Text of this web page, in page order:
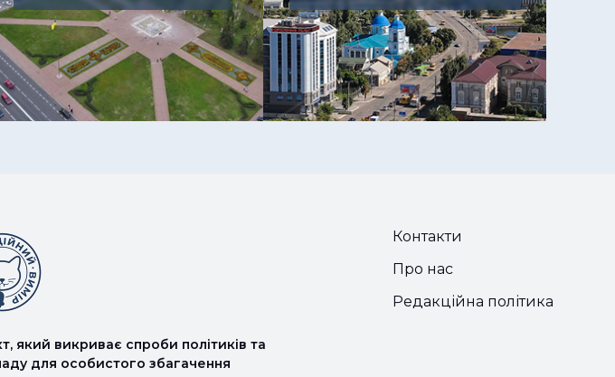
який викриває спроби політиків та
для особистого збагачення
Контакти
Про нас
Редакційна політика